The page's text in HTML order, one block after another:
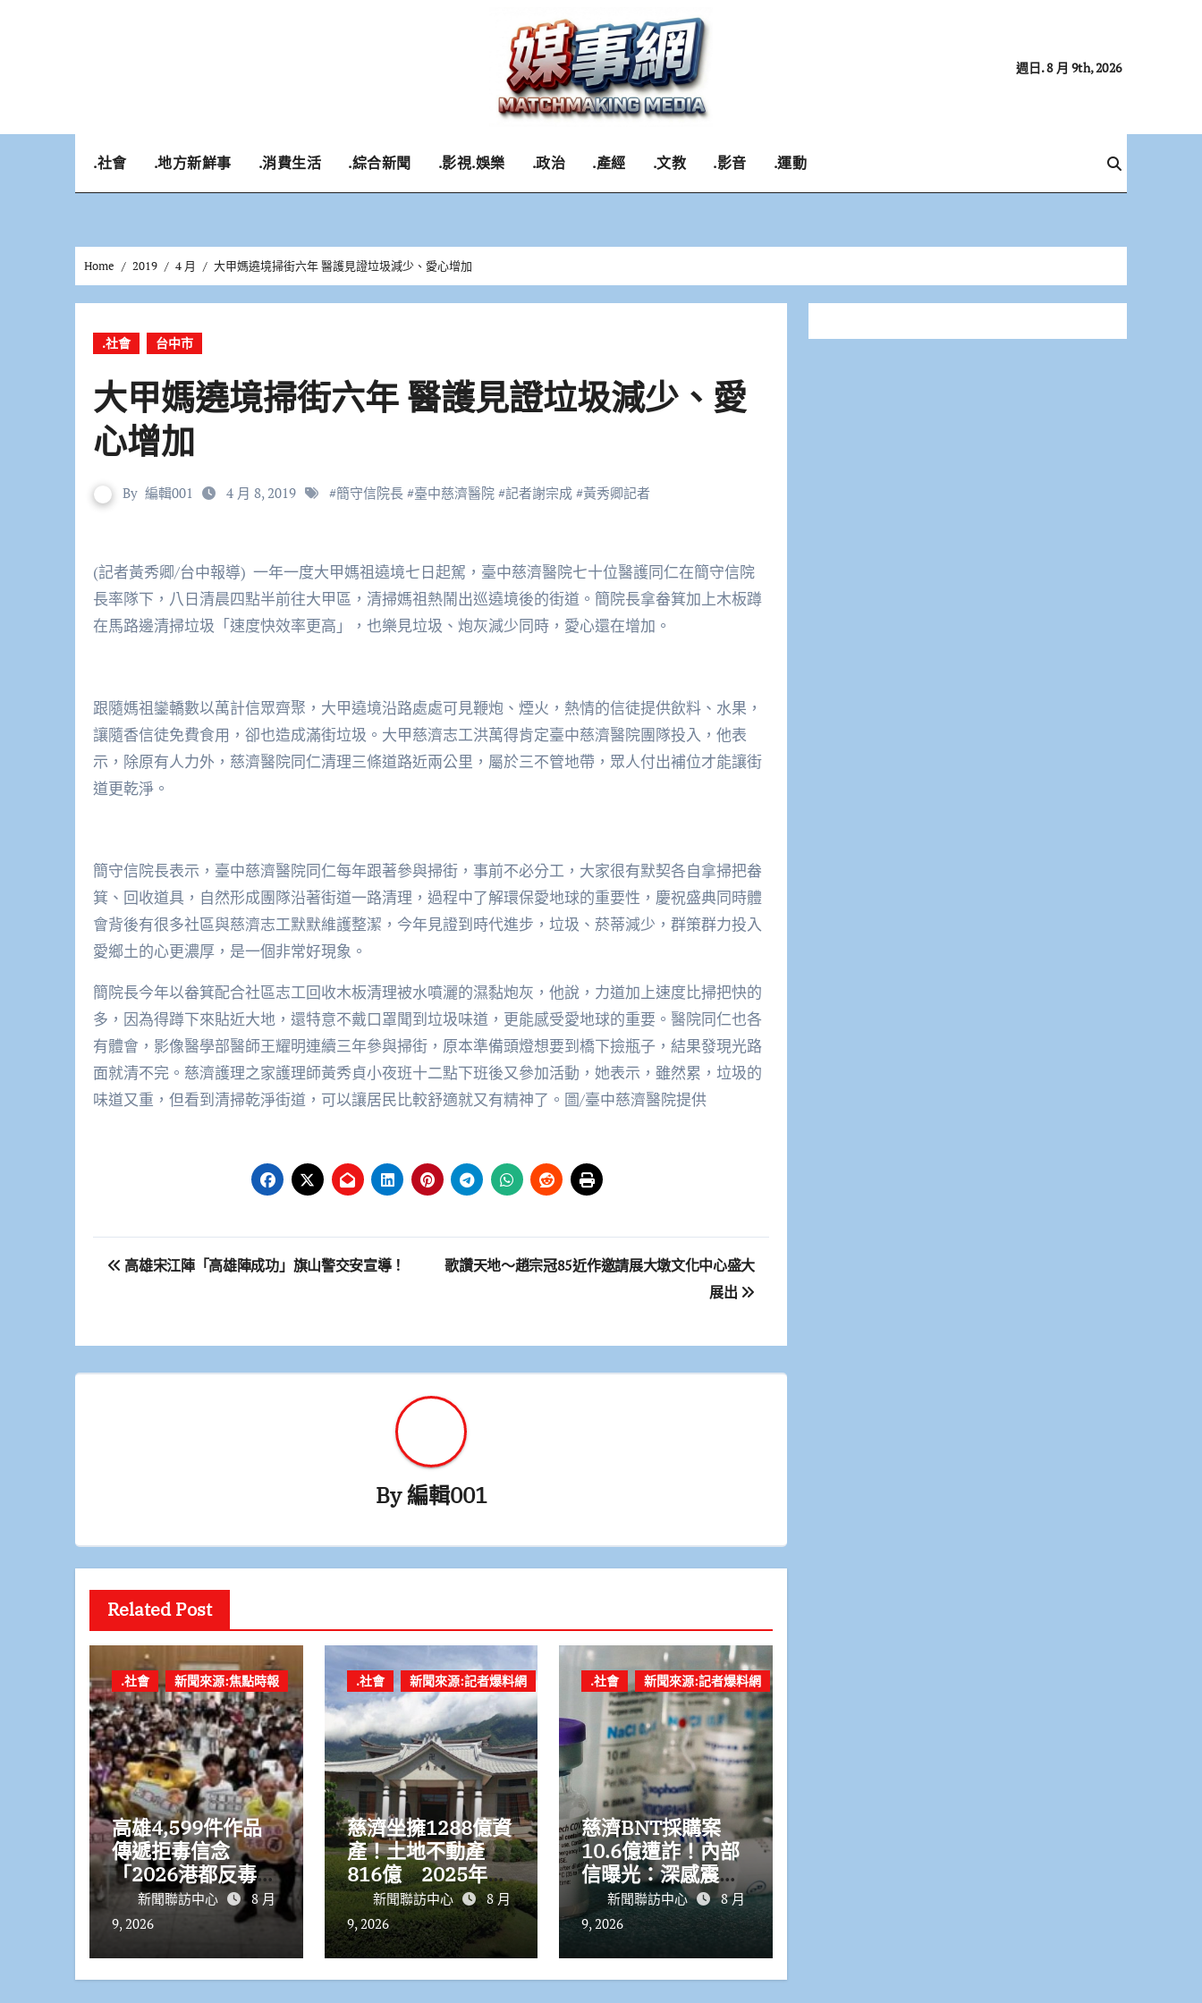
週日. 8 月 9th, 2026
.社會 .地方新鮮事 .消費生活 .綜合新聞 .影視.娛樂 .政治 .產經 .文教 .影音 .運動
Home 2019 4 月 大甲媽遶境掃街六年 醫護見證垃圾減少、愛心增加
.社會 台中市
大甲媽遶境掃街六年 醫護見證垃圾減少、愛
心增加
By 編輯001 4 月 8, 2019 #簡守信院長 #臺中慈濟醫院 #記者謝宗成 #黃秀卿記者
(記者黃秀卿/台中報導) 一年一度大甲媽祖遶境七日起駕，臺中慈濟醫院七十位醫護同仁在簡守信院
長率隊下，八日清晨四點半前往大甲區，清掃媽祖熱鬧出巡遶境後的街道。簡院長拿畚箕加上木板蹲
在馬路邊清掃垃圾「速度快效率更高」，也樂見垃圾、炮灰減少同時，愛心還在增加。
跟隨媽祖鑾轎數以萬計信眾齊聚，大甲遶境沿路處處可見鞭炮、煙火，熱情的信徒提供飲料、水果，
讓隨香信徒免費食用，卻也造成滿街垃圾。大甲慈濟志工洪萬得肯定臺中慈濟醫院團隊投入，他表
示，除原有人力外，慈濟醫院同仁清理三條道路近兩公里，屬於三不管地帶，眾人付出補位才能讓街
道更乾淨。
簡守信院長表示，臺中慈濟醫院同仁每年跟著參與掃街，事前不必分工，大家很有默契各自拿掃把畚
箕、回收道具，自然形成團隊沿著街道一路清理，過程中了解環保愛地球的重要性，慶祝盛典同時體
會背後有很多社區與慈濟志工默默維護整潔，今年見證到時代進步，垃圾、菸蒂減少，群策群力投入
愛鄉土的心更濃厚，是一個非常好現象。
簡院長今年以畚箕配合社區志工回收木板清理被水噴灑的濕黏炮灰，他說，力道加上速度比掃把快的
多，因為得蹲下來貼近大地，還特意不戴口罩聞到垃圾味道，更能感受愛地球的重要。醫院同仁也各
有體會，影像醫學部醫師王耀明連續三年參與掃街，原本準備頭燈想要到橋下撿瓶子，結果發現光路
面就清不完。慈濟護理之家護理師黃秀貞小夜班十二點下班後又參加活動，她表示，雖然累，垃圾的
味道又重，但看到清掃乾淨街道，可以讓居民比較舒適就又有精神了。圖/臺中慈濟醫院提供
文
覽
高雄宋江陣「高雄陣成功」旗山警交安宣導！
歌讚天地～趙宗冠85近作邀請展大墩文化中心盛大
展出
By編輯001
Related Post
.社會 新聞來源:焦點時報
高雄4,599件作品
傳遞拒毒信念
「2026港都反毒
盃」用畫筆打造兒
童防毒力
新聞聯訪中心
8 月
9, 2026
.社會 新聞來源:記者爆料網
慈濟坐擁1288億資
產！土地不動產
816億 2025年罕
見「赤字17.37
億」
新聞聯訪中心
8 月
9, 2026
.社會 新聞來源:記者爆料網
慈濟BNT採購案
10.6億遭詐！內部
信曝光：深感震
驚、將追回不當所
得
新聞聯訪中心
8 月
9, 2026